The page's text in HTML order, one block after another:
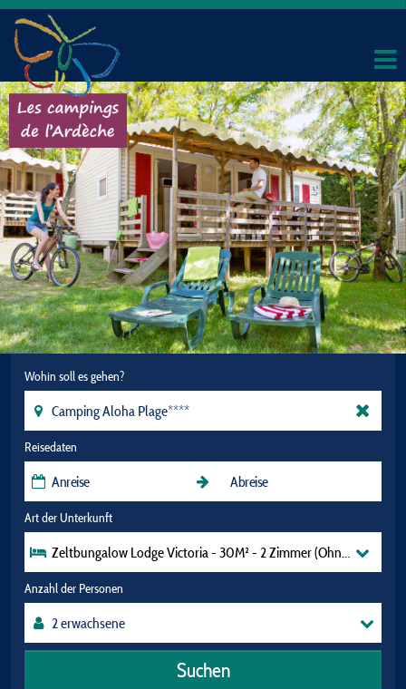
Wohin soll es gehen?
Reisedaten
Art der Unterkunft
Zeltbungalow Lodge Victoria - 30M² - 2 Zimmer (Ohne
Anzahl der Personen
Suchen